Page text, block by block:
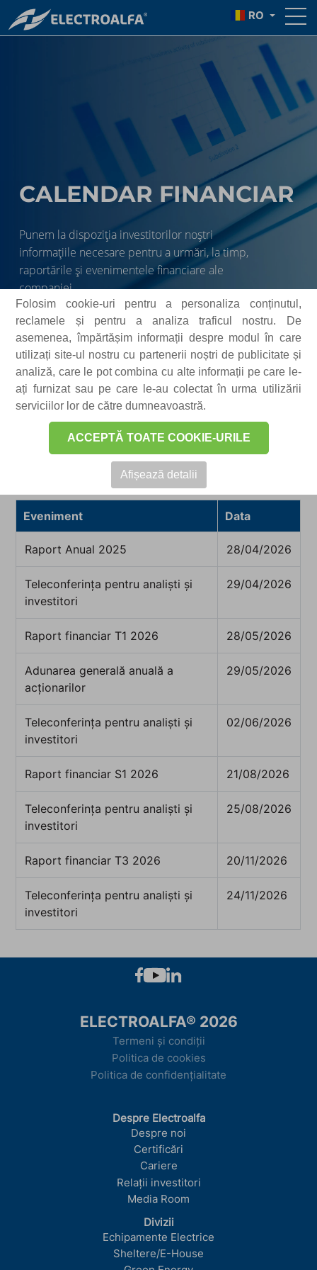
Folosim cookie-uri pentru a personaliza conținutul,
reclamele și pentru a analiza traficul nostru. De
asemenea, împărtășim informații despre modul în care
utilizați site-ul nostru cu partenerii noștri de publicitate și
analiză, care le pot combina cu alte informații pe care le-
ați furnizat sau pe care le-au colectat în urma utilizării
serviciilor lor de către dumneavoastră.
ACCEPTĂ TOATE COOKIE-URILE
Afișează detalii
RO
CALENDAR FINANCIAR
Punem la dispoziția investitorilor noștri
informațiile necesare pentru a urmări, la timp,
raportările și evenimentele financiare ale
companiei.
Printr-o comunicare clară și consecventă,
facilităm accesul la rapoartele financiare și
la momentele importante din calendarul
anunțat, precum publicarea rezultatelor
financiare, Adunările Generale ale
Acționarilor și întâlnirile cu investitorii.
Eveniment Data
Raport Anual 2025 28/04/2026
Teleconferința pentru analiști și
investitori
29/04/2026
Raport financiar T1 2026 28/05/2026
Adunarea generală anuală a
acționarilor
29/05/2026
Teleconferința pentru analiști și
investitori
02/06/2026
Raport financiar S1 2026 21/08/2026
Teleconferința pentru analiști și
investitori
25/08/2026
Raport financiar T3 2026 20/11/2026
Teleconferința pentru analiști și
investitori
24/11/2026
ELECTROALFA® 2026
Termeni și condiții
Politica de cookies
Politica de confidențialitate
Despre Electroalfa
Despre noi
Certificări
Cariere
Relații investitori
Media Room
Divizii
Echipamente Electrice
Sheltere/E-House